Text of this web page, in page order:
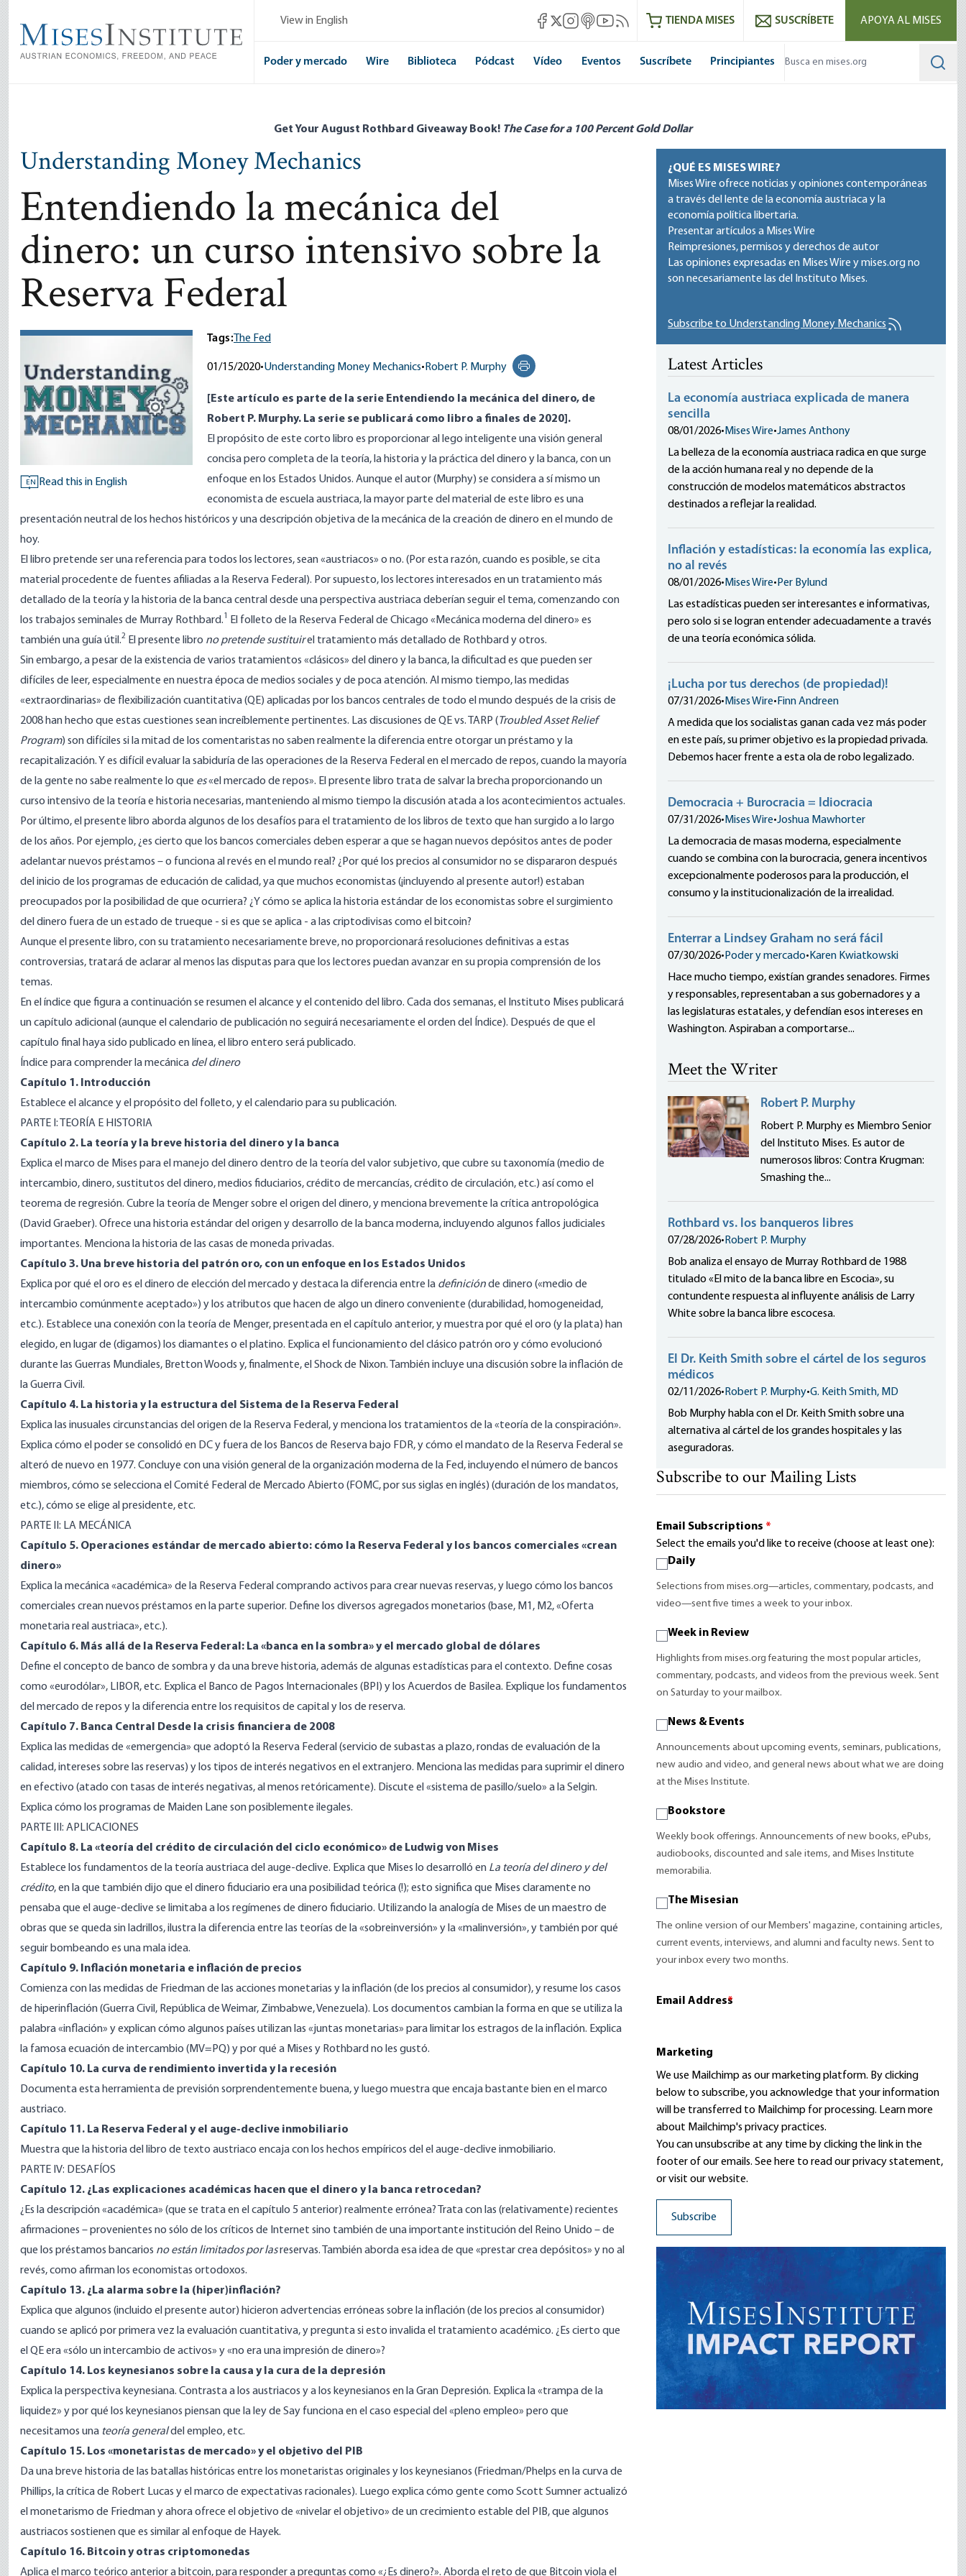
main
content
View in English Mises Facebook
Mises X
Mises Instagram
Mises itunes
Mises Youtube
Mises RSS feedTIENDA MISES SUSCRÍBETE APOYA AL MISES
Poder y mercado Wire Biblioteca Pódcast Vídeo Eventos Suscríbete Principiantes
Get Your August Rothbard Giveaway Book! The Case for a 100 Percent Gold Dollar
Understanding Money Mechanics
Entendiendo la mecánica del
dinero: un curso intensivo sobre la
Reserva Federal
EN Read this in English
Tags: The Fed
01/15/2020•Understanding Money Mechanics• Robert P. Murphy
Print this page
[Este artículo es parte de la serie Entendiendo la mecánica del dinero, de
Robert P. Murphy. La serie se publicará como libro a finales de 2020].
El propósito de este corto libro es proporcionar al lego inteligente una visión general
concisa pero completa de la teoría, la historia y la práctica del dinero y la banca, con un
enfoque en los Estados Unidos. Aunque el autor (Murphy) se considera a sí mismo un
economista de escuela austriaca, la mayor parte del material de este libro es una
presentación neutral de los hechos históricos y una descripción objetiva de la mecánica de la creación de dinero en el mundo de
hoy.
El libro pretende ser una referencia para todos los lectores, sean «austriacos» o no. (Por esta razón, cuando es posible, se cita
material procedente de fuentes afiliadas a la Reserva Federal). Por supuesto, los lectores interesados en un tratamiento más
detallado de la teoría y la historia de la banca central desde una perspectiva austriaca deberían seguir el tema, comenzando con
los trabajos seminales de Murray Rothbard.1
El folleto de la Reserva Federal de Chicago «Mecánica moderna del dinero» es
también una guía útil.2 El presente libro no pretende sustituirel tratamiento más detallado de Rothbard y otros.
Sin embargo, a pesar de la existencia de varios tratamientos «clásicos» del dinero y la banca, la dificultad es que pueden ser
difíciles de leer, especialmente en nuestra época de medios sociales y de poca atención. Al mismo tiempo, las medidas
«extraordinarias» de flexibilización cuantitativa (QE) aplicadas por los bancos centrales de todo el mundo después de la crisis de
2008 han hecho que estas cuestiones sean increíblemente pertinentes. Las discusiones de QE vs. TARP (Troubled Asset Relief
Program) son difíciles si la mitad de los comentaristas no saben realmente la diferencia entre otorgar un préstamo y la
recapitalización. Y es difícil evaluar la sabiduría de las operaciones de la Reserva Federal en el mercado de repos, cuando la mayoría
de la gente no sabe realmente lo que es«el mercado de repos». El presente libro trata de salvar la brecha proporcionando un
curso intensivo de la teoría e historia necesarias, manteniendo al mismo tiempo la discusión atada a los acontecimientos actuales.
Por último, el presente libro aborda algunos de los desafíos para el tratamiento de los libros de texto que han surgido a lo largo
de los años. Por ejemplo, ¿es cierto que los bancos comerciales deben esperar a que se hagan nuevos depósitos antes de poder
adelantar nuevos préstamos – o funciona al revés en el mundo real? ¿Por qué los precios al consumidor no se dispararon después
del inicio de los programas de educación de calidad, ya que muchos economistas (¡incluyendo al presente autor!) estaban
preocupados por la posibilidad de que ocurriera? ¿Y cómo se aplica la historia estándar de los economistas sobre el surgimiento
del dinero fuera de un estado de trueque - si es que se aplica - a las criptodivisas como el bitcoin?
Aunque el presente libro, con su tratamiento necesariamente breve, no proporcionará resoluciones definitivas a estas
controversias, tratará de aclarar al menos las disputas para que los lectores puedan avanzar en su propia comprensión de los
temas.
En el índice que figura a continuación se resumen el alcance y el contenido del libro. Cada dos semanas, el Instituto Mises publicará
un capítulo adicional (aunque el calendario de publicación no seguirá necesariamente el orden del Índice). Después de que el
capítulo final haya sido publicado en línea, el libro entero será publicado.
Índice para comprender la mecánica del dinero
Capítulo 1. Introducción
Establece el alcance y el propósito del folleto, y el calendario para su publicación.
PARTE I: TEORÍA E HISTORIA
Capítulo 2. La teoría y la breve historia del dinero y la banca
Explica el marco de Mises para el manejo del dinero dentro de la teoría del valor subjetivo, que cubre su taxonomía (medio de
intercambio, dinero, sustitutos del dinero, medios fiduciarios, crédito de mercancías, crédito de circulación, etc.) así como el
teorema de regresión. Cubre la teoría de Menger sobre el origen del dinero, y menciona brevemente la crítica antropológica
(David Graeber). Ofrece una historia estándar del origen y desarrollo de la banca moderna, incluyendo algunos fallos judiciales
importantes. Menciona la historia de las casas de moneda privadas.
Capítulo 3. Una breve historia del patrón oro, con un enfoque en los Estados Unidos
Explica por qué el oro es el dinero de elección del mercado y destaca la diferencia entre la definiciónde dinero («medio de
intercambio comúnmente aceptado») y los atributos que hacen de algo un dinero conveniente (durabilidad, homogeneidad,
etc.). Establece una conexión con la teoría de Menger, presentada en el capítulo anterior, y muestra por qué el oro (y la plata) han
elegido, en lugar de (digamos) los diamantes o el platino. Explica el funcionamiento del clásico patrón oro y cómo evolucionó
durante las Guerras Mundiales, Bretton Woods y, finalmente, el Shock de Nixon. También incluye una discusión sobre la inflación de
la Guerra Civil.
Capítulo 4. La historia y la estructura del Sistema de la Reserva Federal
Explica las inusuales circunstancias del origen de la Reserva Federal, y menciona los tratamientos de la «teoría de la conspiración».
Explica cómo el poder se consolidó en DC y fuera de los Bancos de Reserva bajo FDR, y cómo el mandato de la Reserva Federal se
alteró de nuevo en 1977. Concluye con una visión general de la organización moderna de la Fed, incluyendo el número de bancos
miembros, cómo se selecciona el Comité Federal de Mercado Abierto (FOMC, por sus siglas en inglés) (duración de los mandatos,
etc.), cómo se elige al presidente, etc.
PARTE II: LA MECÁNICA
Capítulo 5. Operaciones estándar de mercado abierto: cómo la Reserva Federal y los bancos comerciales «crean
dinero»
Explica la mecánica «académica» de la Reserva Federal comprando activos para crear nuevas reservas, y luego cómo los bancos
comerciales crean nuevos préstamos en la parte superior. Define los diversos agregados monetarios (base, M1, M2, «Oferta
monetaria real austriaca», etc.).
Capítulo 6. Más allá de la Reserva Federal: La «banca en la sombra» y el mercado global de dólares
Define el concepto de banco de sombra y da una breve historia, además de algunas estadísticas para el contexto. Define cosas
como «eurodólar», LIBOR, etc. Explica el Banco de Pagos Internacionales (BPI) y los Acuerdos de Basilea. Explique los fundamentos
del mercado de repos y la diferencia entre los requisitos de capital y los de reserva.
Capítulo 7. Banca Central Desde la crisis financiera de 2008
Explica las medidas de «emergencia» que adoptó la Reserva Federal (servicio de subastas a plazo, rondas de evaluación de la
calidad, intereses sobre las reservas) y los tipos de interés negativos en el extranjero. Menciona las medidas para suprimir el dinero
en efectivo (atado con tasas de interés negativas, al menos retóricamente). Discute el «sistema de pasillo/suelo» a la Selgin.
Explica cómo los programas de Maiden Lane son posiblemente ilegales.
PARTE III: APLICACIONES
Capítulo 8. La «teoría del crédito de circulación del ciclo económico» de Ludwig von Mises
Establece los fundamentos de la teoría austriaca del auge-declive. Explica que Mises lo desarrolló en La teoría del dinero y del
crédito, en la que también dijo que el dinero fiduciario era una posibilidad teórica (!); esto significa que Mises claramente no
pensaba que el auge-declive se limitaba a los regímenes de dinero fiduciario. Utilizando la analogía de Mises de un maestro de
obras que se queda sin ladrillos, ilustra la diferencia entre las teorías de la «sobreinversión» y la «malinversión», y también por qué
seguir bombeando es una mala idea.
Capítulo 9. Inflación monetaria e inflación de precios
Comienza con las medidas de Friedman de las acciones monetarias y la inflación (de los precios al consumidor), y resume los casos
de hiperinflación (Guerra Civil, República de Weimar, Zimbabwe, Venezuela). Los documentos cambian la forma en que se utiliza la
palabra «inflación» y explican cómo algunos países utilizan las «juntas monetarias» para limitar los estragos de la inflación. Explica
la famosa ecuación de intercambio (MV=PQ) y por qué a Mises y Rothbard no les gustó.
Capítulo 10. La curva de rendimiento invertida y la recesión
Documenta esta herramienta de previsión sorprendentemente buena, y luego muestra que encaja bastante bien en el marco
austriaco.
Capítulo 11. La Reserva Federal y el auge-declive inmobiliario
Muestra que la historia del libro de texto austriaco encaja con los hechos empíricos del el auge-declive inmobiliario.
PARTE IV: DESAFÍOS
Capítulo 12. ¿Las explicaciones académicas hacen que el dinero y la banca retrocedan?
¿Es la descripción «académica» (que se trata en el capítulo 5 anterior) realmente errónea? Trata con las (relativamente) recientes
afirmaciones – provenientes no sólo de los críticos de Internet sino también de una importante institución del Reino Unido – de
que los préstamos bancarios no están limitados por lasreservas. También aborda esa idea de que «prestar crea depósitos» y no al
revés, como afirman los economistas ortodoxos.
Capítulo 13. ¿La alarma sobre la (hiper)inflación?
Explica que algunos (incluido el presente autor) hicieron advertencias erróneas sobre la inflación (de los precios al consumidor)
cuando se aplicó por primera vez la evaluación cuantitativa, y pregunta si esto invalida el tratamiento académico. ¿Es cierto que
el QE era «sólo un intercambio de activos» y «no era una impresión de dinero»?
Capítulo 14. Los keynesianos sobre la causa y la cura de la depresión
Explica la perspectiva keynesiana. Contrasta a los austriacos y a los keynesianos en la Gran Depresión. Explica la «trampa de la
liquidez» y por qué los keynesianos piensan que la ley de Say funciona en el caso especial del «pleno empleo» pero que
necesitamos una teoría generaldel empleo, etc.
Capítulo 15. Los «monetaristas de mercado» y el objetivo del PIB
Da una breve historia de las batallas históricas entre los monetaristas originales y los keynesianos (Friedman/Phelps en la curva de
Phillips, la crítica de Robert Lucas y el marco de expectativas racionales). Luego explica cómo gente como Scott Sumner actualizó
el monetarismo de Friedman y ahora ofrece el objetivo de «nivelar el objetivo» de un crecimiento estable del PIB, que algunos
austriacos sostienen que es similar al enfoque de Hayek.
Capítulo 16. Bitcoin y otras criptomonedas
Aplica el marco teórico anterior a bitcoin, para responder a preguntas como «¿Es dinero?». Aborda el reto de que Bitcoin viola el
¿QUÉ ES MISES WIRE?
Mises Wire ofrece noticias y opiniones contemporáneas
a través del lente de la economía austriaca y la
economía política libertaria.
Presentar artículos a Mises Wire
Reimpresiones, permisos y derechos de autor
Las opiniones expresadas en Mises Wire y mises.org no
son necesariamente las del Instituto Mises.
Subscribe to Understanding Money Mechanics
Latest Articles
La economía austriaca explicada de manera
sencilla
08/01/2026• Mises Wire•James Anthony
La belleza de la economía austriaca radica en que surge
de la acción humana real y no depende de la
construcción de modelos matemáticos abstractos
destinados a reflejar la realidad.
Inflación y estadísticas: la economía las explica,
no al revés
08/01/2026• Mises Wire• Per Bylund
Las estadísticas pueden ser interesantes e informativas,
pero solo si se logran entender adecuadamente a través
de una teoría económica sólida.
¡Lucha por tus derechos (de propiedad)!
07/31/2026• Mises Wire• Finn Andreen
A medida que los socialistas ganan cada vez más poder
en este país, su primer objetivo es la propiedad privada.
Debemos hacer frente a esta ola de robo legalizado.
Democracia + Burocracia = Idiocracia
07/31/2026• Mises Wire•Joshua Mawhorter
La democracia de masas moderna, especialmente
cuando se combina con la burocracia, genera incentivos
excepcionalmente poderosos para la producción, el
consumo y la institucionalización de la irrealidad.
Enterrar a Lindsey Graham no será fácil
07/30/2026• Poder y mercado• Karen Kwiatkowski
Hace mucho tiempo, existían grandes senadores. Firmes
y responsables, representaban a sus gobernadores y a
las legislaturas estatales, y defendían esos intereses en
Washington. Aspiraban a comportarse...
Meet the Writer
Robert P. Murphy
Robert P. Murphy es Miembro Senior
del Instituto Mises. Es autor de
numerosos libros: Contra Krugman:
Smashing the...
Rothbard vs. los banqueros libres
07/28/2026• Robert P. Murphy
Bob analiza el ensayo de Murray Rothbard de 1988
titulado «El mito de la banca libre en Escocia», su
contundente respuesta al influyente análisis de Larry
White sobre la banca libre escocesa.
El Dr. Keith Smith sobre el cártel de los seguros
médicos
02/11/2026• Robert P. Murphy•G. Keith Smith, MD
Bob Murphy habla con el Dr. Keith Smith sobre una
alternativa al cártel de los grandes hospitales y las
aseguradoras.
Subscribe to our Mailing Lists
Email Subscriptions *
Select the emails you'd like to receive (choose at least one):
Daily
Selections from mises.org—articles, commentary, podcasts, and
video—sent five times a week to your inbox.
Week in Review
Highlights from mises.org featuring the most popular articles,
commentary, podcasts, and videos from the previous week. Sent
on Saturday to your mailbox.
News & Events
Announcements about upcoming events, seminars, publications,
new audio and video, and general news about what we are doing
at the Mises Institute.
Bookstore
Weekly book offerings. Announcements of new books, ePubs,
audiobooks, discounted and sale items, and Mises Institute
memorabilia.
The Misesian
The online version of our Members' magazine, containing articles,
current events, interviews, and alumni and faculty news. Sent to
your inbox every two months.
Email Address
*
Marketing
We use Mailchimp as our marketing platform. By clicking
below to subscribe, you acknowledge that your information
will be transferred to Mailchimp for processing. Learn more
about Mailchimp's privacy practices.
You can unsubscribe at any time by clicking the link in the
footer of our emails. See here to read ourprivacy statement,
or visit our website.